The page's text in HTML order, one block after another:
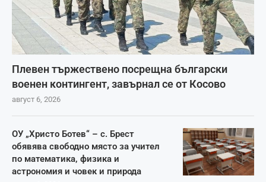
Плевен тържествено посрещна български
военен контингент, завърнал се от Косово
август 6, 2026
ОУ „Христо Ботев“ – с. Брест
обявява свободно място за учител
по математика, физика и
астрономия и човек и природа